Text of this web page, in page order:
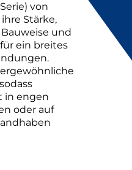
von
Stärke,
und
ein breites
in engen
oder auf